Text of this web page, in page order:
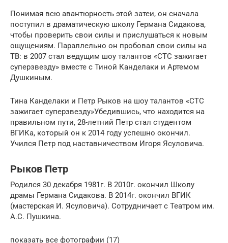
Понимая всю авантюрность этой затеи, он сначала
поступил в драматическую школу Германа Сидакова,
чтобы проверить свои силы и прислушаться к новым
ощущениям. Параллельно он пробовал свои силы на
ТВ: в 2007 стал ведущим шоу талантов «СТС зажигает
суперзвезду» вместе с Тиной Канделаки и Артемом
Душкиным.
Тина Канделаки и Петр Рыков на шоу талантов «СТС
зажигает суперзвезду»Убедившись, что находится на
правильном пути, 28-летний Петр стал студентом
ВГИКа, который он к 2014 году успешно окончил.
Учился Петр под наставничеством Игоря Ясуловича.
Рыков Петр
Родился 30 декабря 1981г. В 2010г. окончил Школу
драмы Германа Сидакова. В 2014г. окончил ВГИК
(мастерская И. Ясуловича). Сотрудничает с Театром им.
А.С. Пушкина.
показать все фотографии (17)